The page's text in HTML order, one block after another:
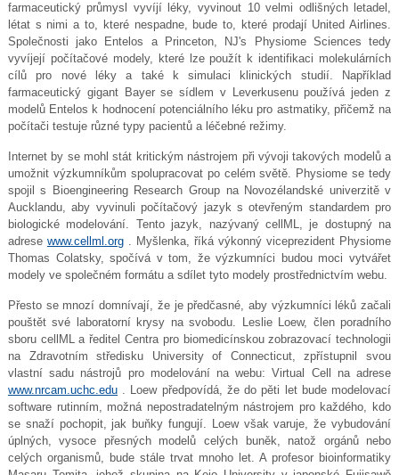
farmaceutický průmysl vyvíjí léky, vyvinout 10 velmi odlišných letadel,
létat s nimi a to, které nespadne, bude to, které prodají United Airlines.
Společnosti jako Entelos a Princeton, NJ's Physiome Sciences tedy
vyvíjejí počítačové modely, které lze použít k identifikaci molekulárních
cílů pro nové léky a také k simulaci klinických studií. Například
farmaceutický gigant Bayer se sídlem v Leverkusenu používá jeden z
modelů Entelos k hodnocení potenciálního léku pro astmatiky, přičemž na
počítači testuje různé typy pacientů a léčebné režimy.
Internet by se mohl stát kritickým nástrojem při vývoji takových modelů a
umožnit výzkumníkům spolupracovat po celém světě. Physiome se tedy
spojil s Bioengineering Research Group na Novozélandské univerzitě v
Aucklandu, aby vyvinuli počítačový jazyk s otevřeným standardem pro
biologické modelování. Tento jazyk, nazývaný cellML, je dostupný na
adrese www.cellml.org. Myšlenka, říká výkonný viceprezident Physiome
Thomas Colatsky, spočívá v tom, že výzkumníci budou moci vytvářet
modely ve společném formátu a sdílet tyto modely prostřednictvím webu.
Přesto se mnozí domnívají, že je předčasné, aby výzkumníci léků začali
pouštět své laboratorní krysy na svobodu. Leslie Loew, člen poradního
sboru cellML a ředitel Centra pro biomedicínskou zobrazovací technologii
na Zdravotním středisku University of Connecticut, zpřístupnil svou
vlastní sadu nástrojů pro modelování na webu: Virtual Cell na adrese
www.nrcam.uchc.edu. Loew předpovídá, že do pěti let bude modelovací
software rutinním, možná nepostradatelným nástrojem pro každého, kdo
se snaží pochopit, jak buňky fungují. Loew však varuje, že vybudování
úplných, vysoce přesných modelů celých buněk, natož orgánů nebo
celých organismů, bude stále trvat mnoho let. A profesor bioinformatiky